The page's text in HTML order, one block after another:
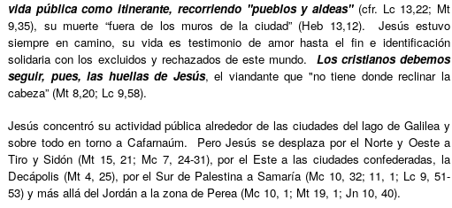
vida pública como itinerante, recorriendo "pueblos y aldeas"(cfr. Lc 13,22; Mt
9,35), su muerte “fuera de los muros de la ciudad” (Heb 13,12).
Jesús estuvo
siempre en camino, su vida es testimonio de amor hasta el fin e identificación
solidaria con los excluidos y rechazados de este mundo.
Los cristianos debemos
seguir, pues, las huellas de Jesús, el viandante que "no tiene donde reclinar la
cabeza” (Mt 8,20; Lc 9,58).
Jesús concentró su actividad pública alrededor de las ciudades del lago de Galilea y
sobre todo en torno a Cafarnaúm.
Pero Jesús se desplaza por el Norte y Oeste a
Tiro y Sidón (Mt 15, 21; Mc 7, 24-31), por el Este a las ciudades confederadas, la
Decápolis (Mt 4, 25), por el Sur de Palestina a Samaría (Mc 10, 32; 11, 1; Lc 9, 51-
53) y más allá del Jordán a la zona de Perea (Mc 10, 1; Mt 19, 1; Jn 10, 40).